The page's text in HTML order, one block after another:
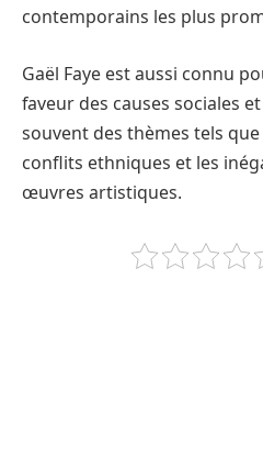
contemporains les plus
Gaël Faye est aussi connu
faveur des causes sociales
souvent des thèmes tels que
conflits ethniques et les
œuvres artistiques.